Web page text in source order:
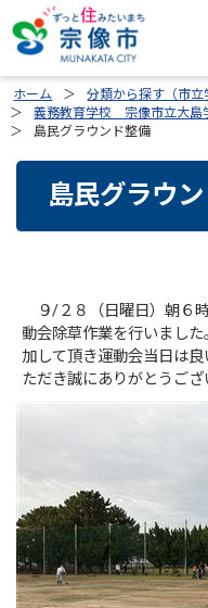
ホーム
分類から探す（市立
義務教育学校 宗像市立大島
島民グラウンド整備
島民グラウ
９/２８（日曜日）朝６時
動会除草作業を行いました
加して頂き運動会当日は
ただき誠にありがとうござ